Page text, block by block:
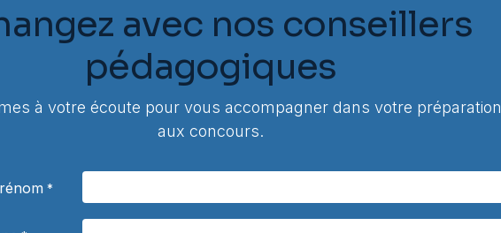
avec nos conseillers
pédagogiques
à votre écoute pour vous accompagner dans votre préparation
aux concours.
*